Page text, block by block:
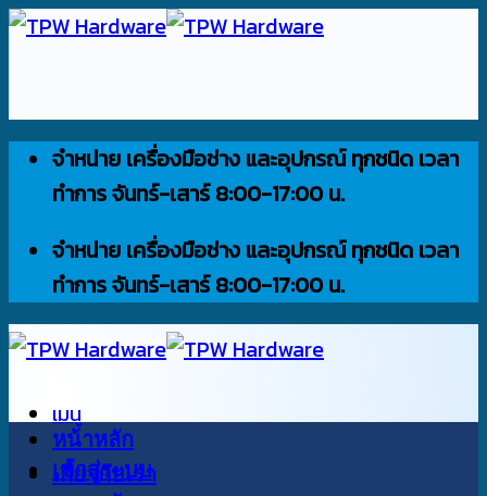
ข้าม
เนื้อหา
จำหน่าย เครื่องมือช่าง และอุปกรณ์ ทุกชนิด เวลา
ทำการ จันทร์-เสาร์ 8:00-17:00 น.
จำหน่าย เครื่องมือช่าง และอุปกรณ์ ทุกชนิด เวลา
ทำการ จันทร์-เสาร์ 8:00-17:00 น.
เมนู
เข้าสู่ระบบ
หน้าหลัก
เกี่ยวกับเรา